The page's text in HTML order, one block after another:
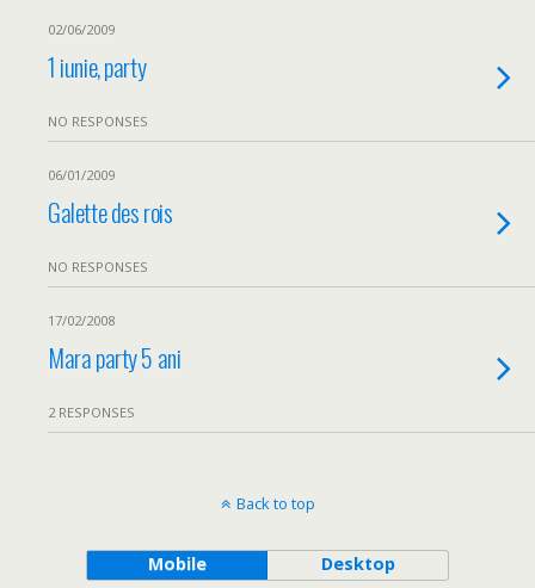
02/06/2009
1 iunie, party
NO RESPONSES
06/01/2009
Galette des rois
NO RESPONSES
17/02/2008
Mara party 5 ani
2 RESPONSES
Back to top
Mobile Desktop